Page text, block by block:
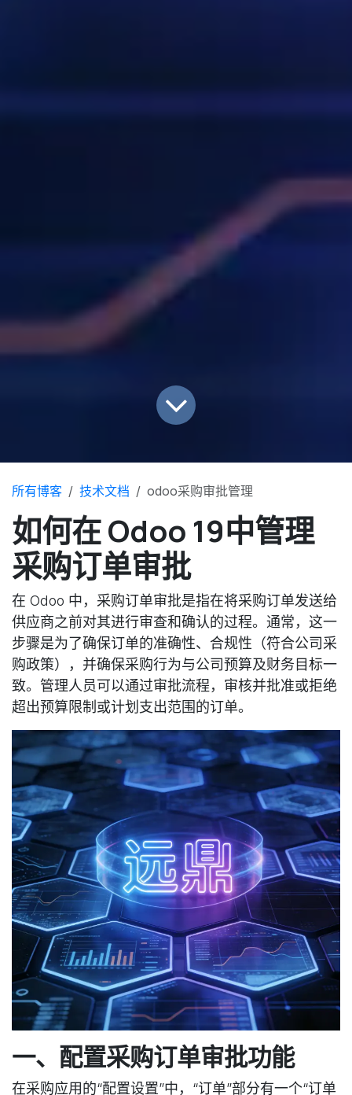
所有博客 技术文档 odoo采购审批管理
如何在 Odoo 19中管理
采购订单审批
在 Odoo 中，采购订单审批是指在将采购订单发送给
供应商之前对其进行审查和确认的过程。通常，这一
步骤是为了确保订单的准确性、合规性（符合公司采
购政策），并确保采购行为与公司预算及财务目标一
致。管理人员可以通过审批流程，审核并批准或拒绝
超出预算限制或计划支出范围的订单。
一、配置采购订单审批功能
在采购应用的“配置设置”中，“订单”部分有一个“订单